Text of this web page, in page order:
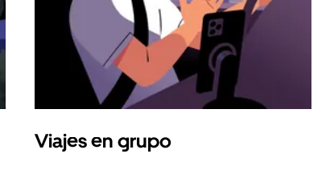
Viajes en grupo